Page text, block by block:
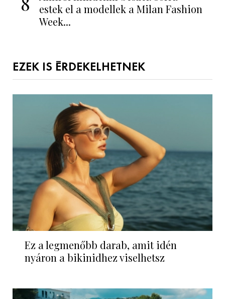
estek el a modellek a Milan Fashion
Week...
EZEK IS ÉRDEKELHETNEK
Ez a legmenőbb darab, amit idén
nyáron a bikinidhez viselhetsz